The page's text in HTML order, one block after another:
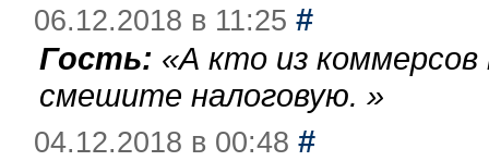
06.12.2018 в 11:25 #
Гость: «А кто из
смешите налоговую. »
04.12.2018 в 00:48 #